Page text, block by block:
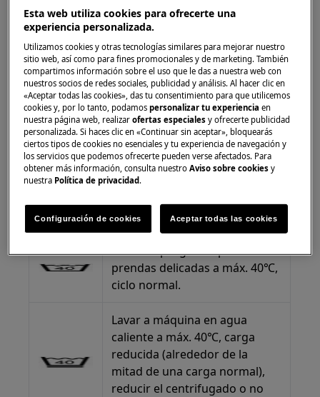
mitad de una carga normal),
reducir el centrifugado o no
centrifugar.
Lavar en agua templada a máx.
60 °C, ciclo normal.
Lavar a máquina en agua
caliente a máx. 60℃, carga
reducida (alrededor de la
mitad de una carga normal),
centrifugar.
Lavar en programa para
prendas delicadas a máx. 40℃,
ciclo normal.
Lavar a máquina en agua
caliente a máx. 40℃, carga
reducida (alrededor de la
mitad de una carga normal),
reducir el centrifugado o no
Esta web utiliza cookies para ofrecerte una
experiencia personalizada.
Utilizamos cookies y otras tecnologías similares para mejorar nuestro
sitio web, así como para fines promocionales y de marketing. También
compartimos información sobre el uso que le das a nuestra web con
nuestros socios de redes sociales, publicidad y análisis. Al hacer clic en
«Aceptar todas las cookies», das tu consentimiento para que utilicemos
cookies y, por lo tanto, podamospersonalizar tu experienciaen
nuestra página web, realizarofertas especiales y ofrecerte publicidad
personalizada. Si haces clic en «Continuar sin aceptar», bloquearás
ciertos tipos de cookies no esenciales y tu experiencia de navegación y
los servicios que podemos ofrecerte pueden verse afectados. Para
obtener más información, consulta nuestroAviso sobre cookiesy
nuestra Política de privacidad.
Configuración de cookies Aceptar todas las cookies